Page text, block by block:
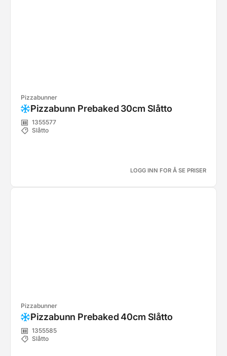
Pizzabunner
Pizzabunn Prebaked 30cm Slåtto
1355577
Slåtto
LOGG INN FOR Å SE PRISER
Pizzabunner
Pizzabunn Prebaked 40cm Slåtto
1355585
Slåtto